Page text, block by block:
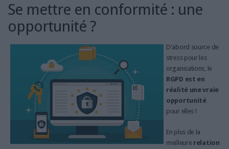
Se mettre en conformité : une
opportunité ?
D'abord source de
stress pour les
organisations, le
RGPD est en
réalité une vraie
opportunité
pour elles !
En plus de la
meilleure relation